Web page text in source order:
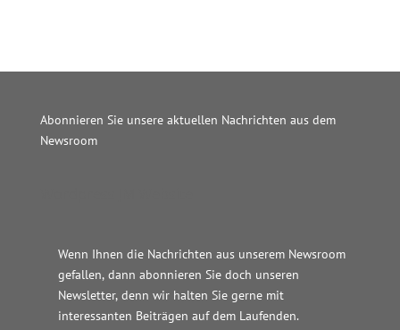
Abonnieren Sie unsere aktuellen Nachrichten aus dem
Newsroom
Wenn Ihnen die Nachrichten aus unserem Newsroom
gefallen, dann abonnieren Sie doch unseren
Newsletter, denn wir halten Sie gerne mit
interessanten Beiträgen auf dem Laufenden.